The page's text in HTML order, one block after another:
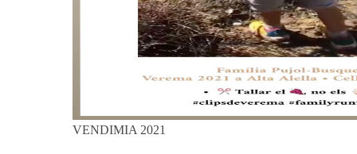
VENDIMIA 2021